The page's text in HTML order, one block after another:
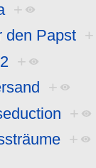
+
den Papst +
+
+
+
+